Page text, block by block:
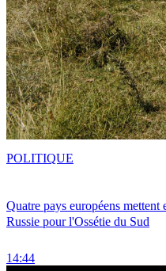
Quatre pays européens mettent
Russie pour l'Ossétie du Sud
14:44
POLITIQUE